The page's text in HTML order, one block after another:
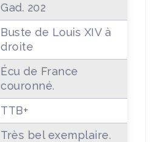
Gad. 202
Buste de Louis XIV à
droite
Écu de France
couronné.
TTB+
Très bel exemplaire.